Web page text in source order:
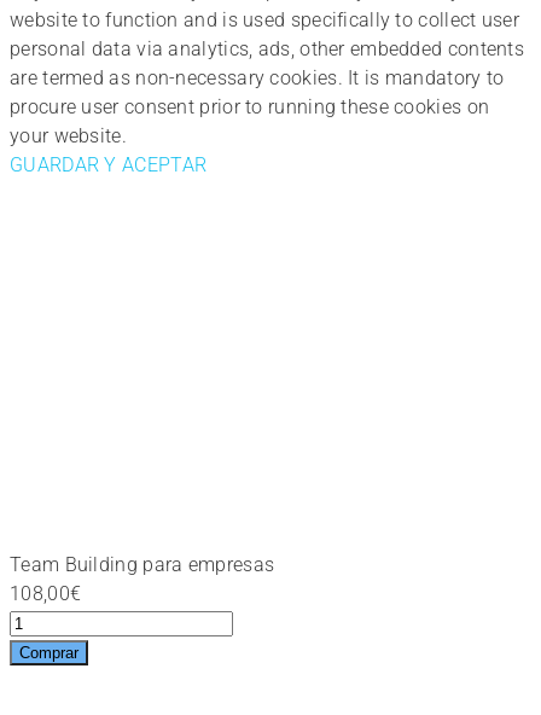
website to function and is used specifically to collect user
personal data via analytics, ads, other embedded contents
are termed as non-necessary cookies. It is mandatory to
procure user consent prior to running these cookies on
your website.
GUARDAR Y ACEPTAR
Team Building para empresas
108,00€
Team
Building
Comprar